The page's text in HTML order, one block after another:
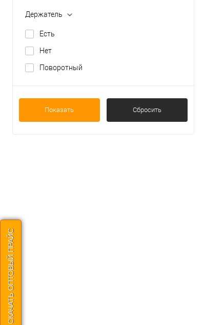
Держатель
Есть
Нет
Поворотный
Показать Сбросить
СКАЧАТЬ ОПТОВЫЙ ПРАЙС